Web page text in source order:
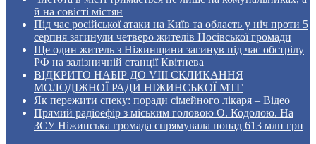
й на совісті містян
Під час російської атаки на Київ та область у ніч проти 5
серпня загинули четверо жителів Носівської громади
Ще один житель з Ніжинщини загинув під час обстрілу
РФ на залізничній станції Квітнева
ВІДКРИТО НАБІР ДО VIII СКЛИКАННЯ
МОЛОДІЖНОЇ РАДИ НІЖИНСЬКОЇ МТГ
Як пережити спеку: поради сімейного лікаря – Відео
Прямий радіоефір з міським головою О. Кодолою. На
ЗСУ Ніжинська громада спрямувала понад 613 млн грн